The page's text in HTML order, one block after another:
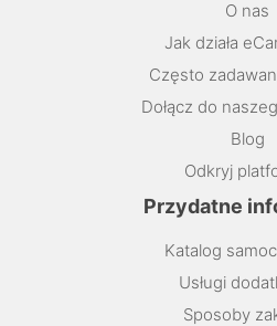
O nas
Jak działa
Często
Dołącz do
Blog
Odkryj
Przydatne
Katalog
Usługi
Sposoby